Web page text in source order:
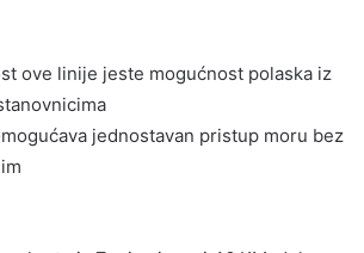
ove linije jeste mogućnost polaska iz
jednostavan pristup moru bez